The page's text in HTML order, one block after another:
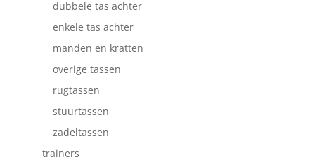
dubbele tas achter
enkele tas achter
manden en kratten
overige tassen
rugtassen
stuurtassen
zadeltassen
trainers